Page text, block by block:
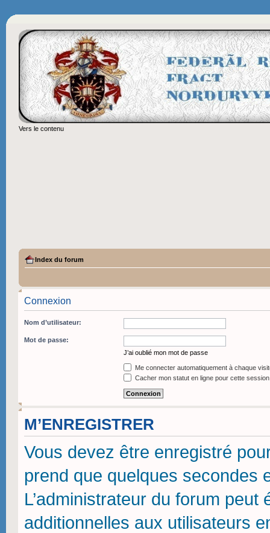
Vers le contenu
Index du forum
Connexion
Nom d’utilisateur:
Mot de passe:
J’ai oublié mon mot de passe
Me connecter automatiquement à chaque
Cacher mon statut en ligne pour cette session
M’ENREGISTRER
Vous devez être enregistré
prend que quelques secondes
L’administrateur du forum
additionnelles aux utilisateurs